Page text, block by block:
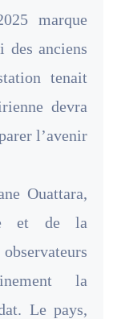
marque
anciens
tenait
devra
l’avenir
Ouattara,
et de la
la
Le pays,